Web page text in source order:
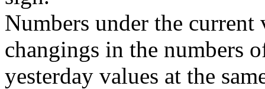
Numbers under the
changings in the numbers
yesterday values at the